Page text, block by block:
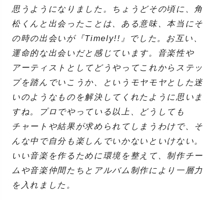
思うようになりました。ちょうどその頃に、角
松くんと出会ったことは、ある意味、本当にそ
の時の出会いが『Timely!!』でした。お互い、
運命的な出会いだと感じています。音楽性や
アーティストとしてどうやってこれからステッ
プを踏んでいこうか、というモヤモヤとした迷
いのようなものを解決してくれたように思いま
すね。プロでやっている以上、どうしても
チャートや結果が求められてしまうわけで、そ
んな中で自分も楽しんでいかないといけない。
いい音楽を作るために環境を整えて、制作チー
ムや音楽仲間たちとアルバム制作により一層力
を入れました。